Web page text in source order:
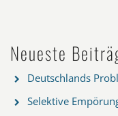
Neueste
Deutschlands
Selektive